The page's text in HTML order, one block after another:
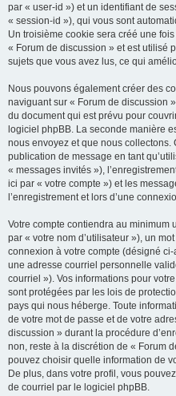
par « user-id ») et un identifiant de
« session-id »), qui vous sont
Un troisième cookie sera créé une
« Forum de discussion » et est utilisé
sujets que vous avez lus, ce qui
Nous pouvons également créer des
naviguant sur « Forum de discussion
du document qui est prévu pour
logiciel phpBB. La seconde manière
nous envoyez et que nous collectons.
publication de message en tant
« messages invités »),
ici par « votre compte ») et les
l’enregistrement et lors d’une
Votre compte contiendra au
par « votre nom d’utilisateur »), un
connexion à votre compte (désigné
une adresse courriel personnelle
courriel »). Vos informations pour
sont protégées par les lois de
pays qui nous héberge. Toute
de votre mot de passe et de votre
discussion » durant la procédure
non, reste à la discrétion de « Forum
pouvez choisir quelle information de
De plus, dans votre profil, vous
de courriel par le logiciel phpBB.